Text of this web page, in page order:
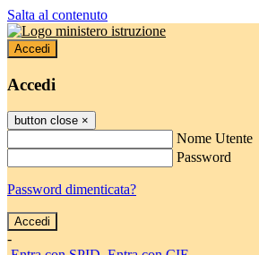
Salta al contenuto
Accedi
Accedi
button close ×
Nome Utente
Password
Password dimenticata?
-